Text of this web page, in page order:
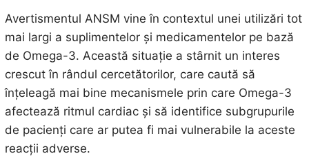
Avertismentul ANSM vine în contextul unei utilizări tot
mai largi a suplimentelor și medicamentelor pe bază
de Omega-3. Această situație a stârnit un interes
crescut în rândul cercetătorilor, care caută să
înțeleagă mai bine mecanismele prin care Omega-3
afectează ritmul cardiac și să identifice subgrupurile
de pacienți care ar putea fi mai vulnerabile la aceste
reacții adverse.